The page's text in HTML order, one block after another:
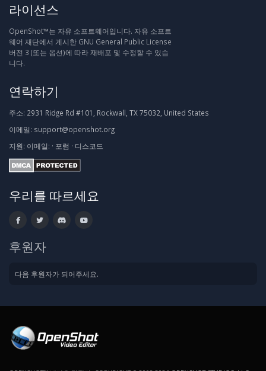
라이선스
OpenShot™는 자유 소프트웨어입니다. 자유 소프트
웨어 재단에서 게시한 GNU General Public License
버전 3 (또는 옵션)에 따라 재배포 및 수정할 수 있습
니다.
연락하기
주소: 2931 Ridge Rd #101, Rockwall, TX 75032, United States
이메일: support@openshot.org
지원: 이메일: · 포럼 · 디스코드
우리를 따르세요
후원자
다음 후원자가 되어주세요.